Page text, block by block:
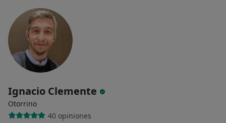
Ignacio Clemente
Otorrino
40 opiniones